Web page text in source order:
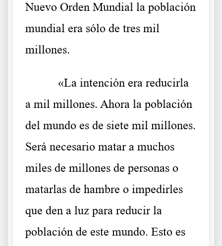
Nuevo Orden Mundial la población
mundial era sólo de tres mil
millones.
«La intención era reducirla
a mil millones. Ahora la población
del mundo es de siete mil millones.
Será necesario matar a muchos
miles de millones de personas o
matarlas de hambre o impedirles
que den a luz para reducir la
población de este mundo. Esto es